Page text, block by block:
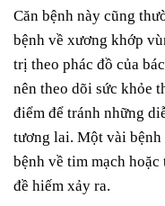
Căn bệnh này cũng
bệnh về xương khớp
trị theo phác đồ của
nên theo dõi sức khỏe
điểm để tránh những
tương lai. Một vài bệnh
bệnh về tim mạch
đề hiếm xảy ra.